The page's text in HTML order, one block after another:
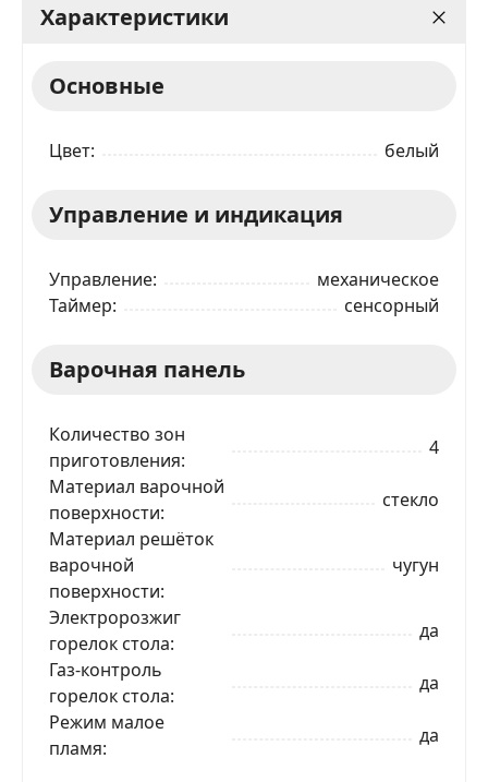
Характеристики
Основные
Цвет белый
Управление и индикация
Управление
механическое
Таймер
сенсорный
Варочная панель
Количество зон
приготовления
4
Материал варочной
поверхности
стекло
Материал решёток
варочной
поверхности
чугун
Электророзжиг
горелок стола
да
Газ-контроль
горелок стола
да
Режим малое
пламя
да